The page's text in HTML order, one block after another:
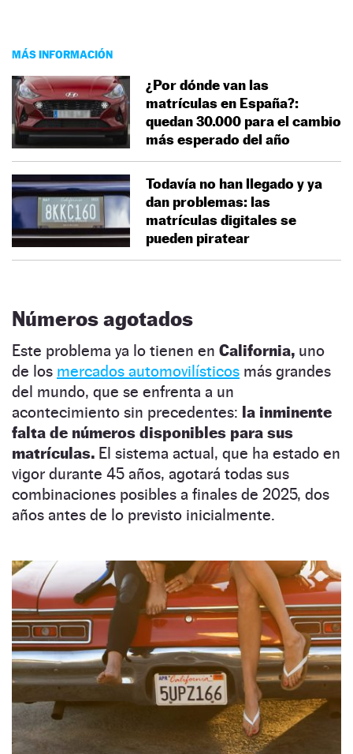
MÁS INFORMACIÓN
¿Por dónde van las
matrículas en España?:
quedan 30.000 para el cambio
más esperado del año
Todavía no han llegado y ya
dan problemas: las
matrículas digitales se
pueden piratear
Números agotados
Este problema ya lo tienen en California, uno
de los mercados automovilísticos más grandes
del mundo, que se enfrenta a un
acontecimiento sin precedentes: la inminente
falta de números disponibles para sus
matrículas. El sistema actual, que ha estado en
vigor durante 45 años, agotará todas sus
combinaciones posibles a finales de 2025, dos
años antes de lo previsto inicialmente.